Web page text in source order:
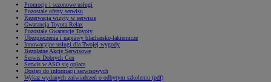
Promocje i sezonowe usługi
Pozostałe oferty serwisu
Rezerwacja wizyty w serwisie
Gwarancja Toyota Relax
Pozostałe Gwarancje Toyoty
Ubezpieczenia i naprawy blacharsko-lakiernicze
Innowacyjne usługi dla Twojej wygody
Bezpłatne Akcje Serwisowe
Serwis Dobrych Cen
Serwis w ASO się opłaca
Dostęp do informacji serwisowych
Wykaz wydanych zaświadczeń o odbytym szkoleniu (pdf)